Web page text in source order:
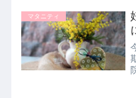
マタニティ